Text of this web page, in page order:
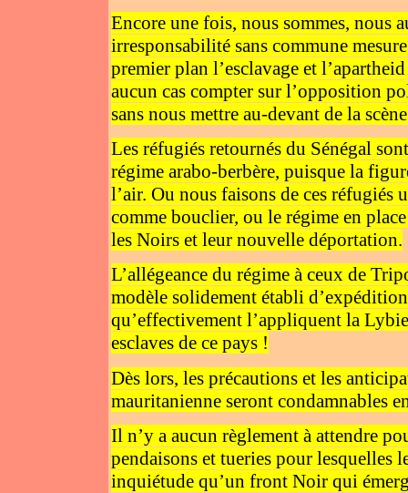
Encore une fois, nous sommes, nous
irresponsabilité sans commune
premier plan l’esclavage et
aucun cas compter sur l’opposition
sans nous mettre au-devant de la
Les réfugiés retournés du Sénégal
régime arabo-berbère, puisque la
l’air. Ou nous faisons de ces réfugiés
comme bouclier, ou le régime en
les Noirs et leur nouvelle déportation.
L’allégeance du régime à ceux de
modèle solidement établi
qu’effectivement l’appliquent la
esclaves de ce pays !
Dès lors, les précautions et les
mauritanienne seront condamnables
Il n’y a aucun règlement à attendre
pendaisons et tueries pour lesquelles
inquiétude qu’un front Noir qui